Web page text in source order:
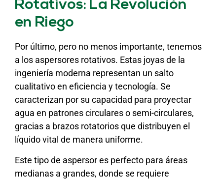
Rotativos: La Revolución
en Riego
Por último, pero no menos importante, tenemos
a los aspersores rotativos. Estas joyas de la
ingeniería moderna representan un salto
cualitativo en eficiencia y tecnología. Se
caracterizan por su capacidad para proyectar
agua en patrones circulares o semi-circulares,
gracias a brazos rotatorios que distribuyen el
líquido vital de manera uniforme.
Este tipo de aspersor es perfecto para áreas
medianas a grandes, donde se requiere